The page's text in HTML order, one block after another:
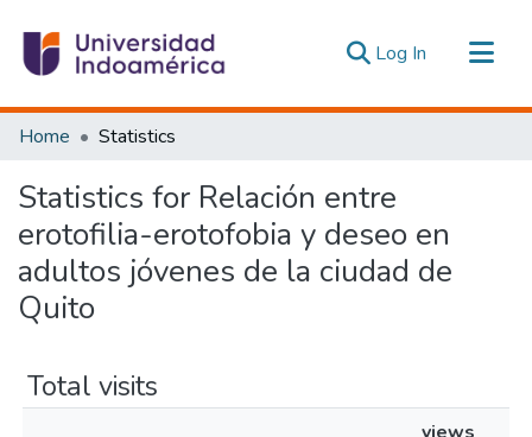
Log In (current)
Communities & Collections
Estadísticas Externas
Home Statistics
Statistics for Relación entre
erotofilia-erotofobia y deseo en
adultos jóvenes de la ciudad de
Quito
Total visits